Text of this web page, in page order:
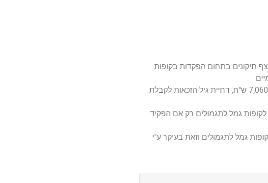
תיקונים בתחום הפקדות בקופות
השכר הממוצע במשק (27,856 ש"ח), הפחתת תקרת השכר לצורך הפקדה של מעביד לקופות גמל לתגמולים ל- 7,060 ש"ח, דחיית גיל הזכאות לקבלת
עמית עצמאי יהיה רשאי להפקיד לקופות גמל לתגמולים רק אם הפקיד
גמל לתגמולים וזאת בעיקר ע"י